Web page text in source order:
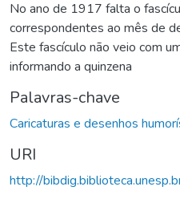
No ano de 1917 falta o
correspondentes ao mês de
Este fascículo não veio com
informando a quinzena
Palavras-chave
Caricaturas e desenhos
URI
http://